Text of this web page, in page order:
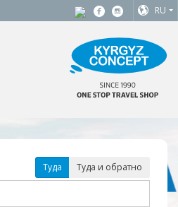
RU
Туда Туда и обратно